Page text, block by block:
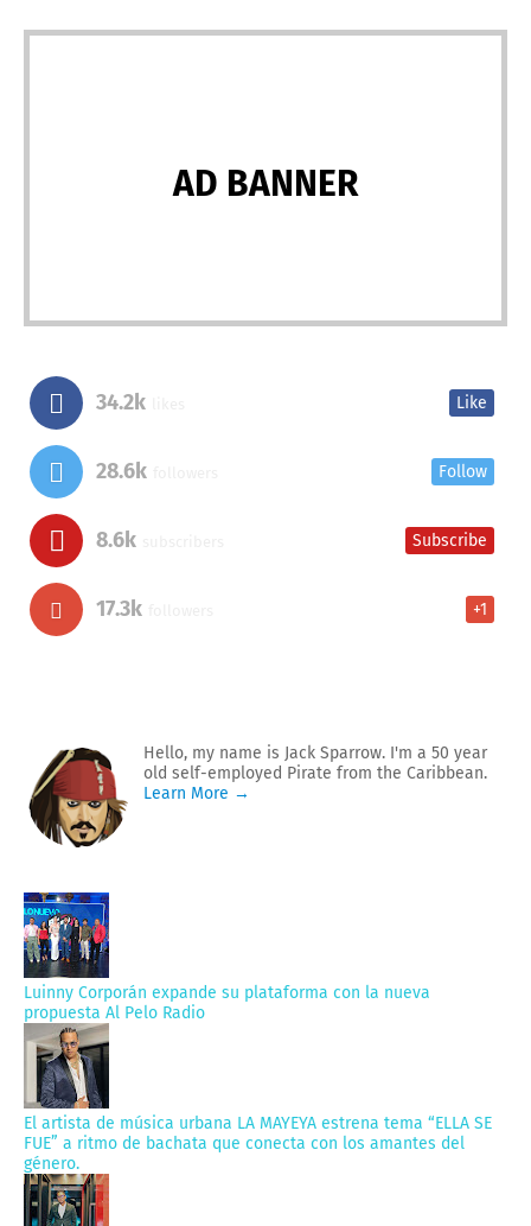
AD BANNER
34.2k Like
28.6k Follow
8.6k Subscribe
17.3k +1
Hello, my name is Jack Sparrow. I'm a 50 year
old self-employed Pirate from the Caribbean.
Learn More →
Luinny Corporán expande su plataforma con la nueva
propuesta Al Pelo Radio
El artista de música urbana LA MAYEYA estrena tema “ELLA SE
FUE” a ritmo de bachata que conecta con los amantes del
género.